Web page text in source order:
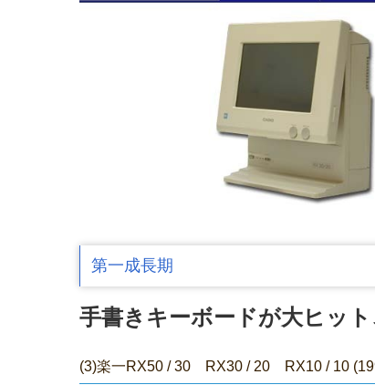
第一成長期
手書きキーボードが大ヒッ
(3)楽一RX50 /30 RX30 / 20 RX10 / 10